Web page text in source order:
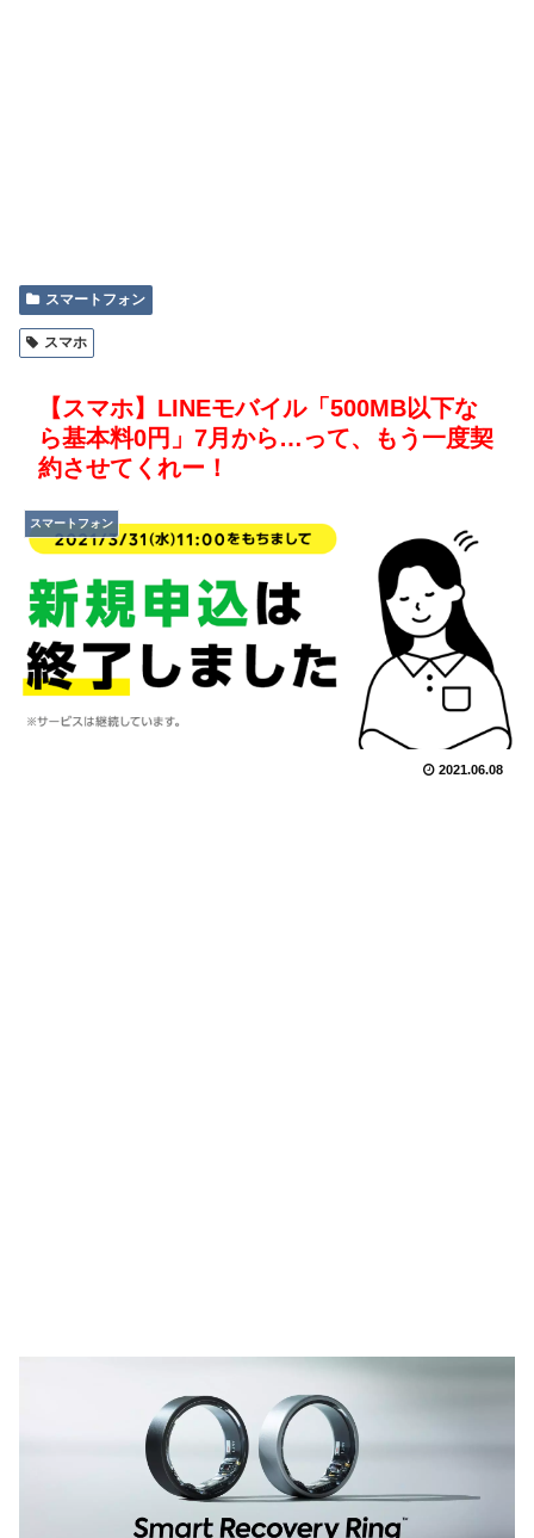
スマートフォン
スマホ
【スマホ】LINEモバイル「500MB以下な
ら基本料0円」7月から…って、もう一度契
約させてくれー！
スマートフォン
2021.06.08